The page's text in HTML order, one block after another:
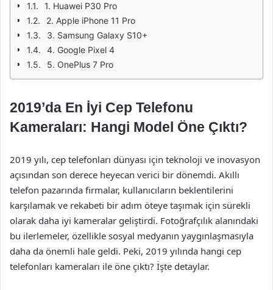
1. Huawei P30 Pro
2. Apple iPhone 11 Pro
3. Samsung Galaxy S10+
4. Google Pixel 4
5. OnePlus 7 Pro
2019’da En İyi Cep Telefonu
Kameraları: Hangi Model Öne Çıktı?
2019 yılı, cep telefonları dünyası için teknoloji ve inovasyon
açısından son derece heyecan verici bir dönemdi. Akıllı
telefon pazarında firmalar, kullanıcıların beklentilerini
karşılamak ve rekabeti bir adım öteye taşımak için sürekli
olarak daha iyi kameralar geliştirdi. Fotoğrafçılık alanındaki
bu ilerlemeler, özellikle sosyal medyanın yaygınlaşmasıyla
daha da önemli hale geldi. Peki, 2019 yılında hangi cep
telefonları kameraları ile öne çıktı? İşte detaylar.